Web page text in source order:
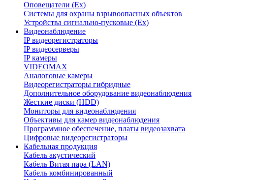
Оповещатели (Ex)
Системы для охраны взрывоопасных объектов
Устройства сигнально-пусковые (Ex)
Видеонаблюдение
IP видеорегистраторы
IP видеосерверы
IP камеры
VIDEOMAX
Аналоговые камеры
Видеорегистраторы гибридные
Дополнительное оборудование видеонаблюдения
Жесткие диски (HDD)
Мониторы для видеонаблюдения
Объективы для камер видеонаблюдения
Программное обеспечение, платы видеозахвата
Цифровые видеорегистраторы
Кабельная продукция
Кабель акустический
Кабель Витая пара (LAN)
Кабель комбинированный